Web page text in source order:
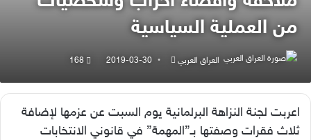
من العملية السياسية
العراق العربي
أرسل
إلكترونيا
2019-03-30
168
اعربت لجنة النزاهة البرلمانية يوم السبت عن عزمها لإضافة
ثلاث فقرات وصفتها بـ”المهمة” في قانوني الانتخابات